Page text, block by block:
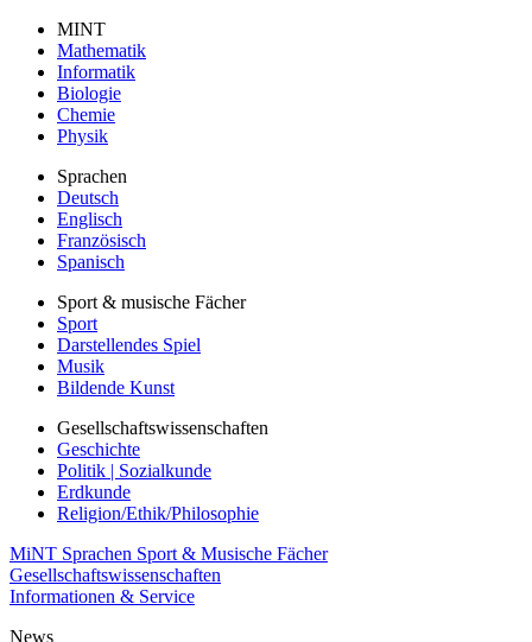
MINT
Mathematik
Informatik
Biologie
Chemie
Physik
Sprachen
Deutsch
Englisch
Französisch
Spanisch
Sport & musische Fächer
Sport
Darstellendes Spiel
Musik
Bildende Kunst
Gesellschaftswissenschaften
Geschichte
Politik | Sozialkunde
Erdkunde
Religion/Ethik/Philosophie
MiNT Sprachen Sport & Musische Fächer
Gesellschaftswissenschaften
Informationen & Service
News